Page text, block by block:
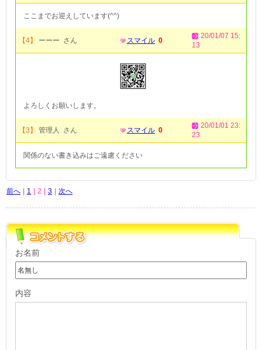
ここまでお迎えしています(^^)
【4】 ーーー さん スマイル 0
20/01/07 15:
13
よろしくお願いします。
【3】 管理人 さん スマイル 0
20/01/01 23:
23
関係のない書き込みはご遠慮ください
前へ 1 2 3 次へ
お名前
内容